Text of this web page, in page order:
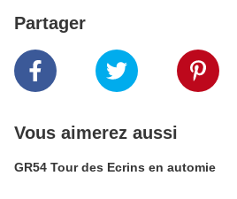
Partager
Vous aimerez aussi
GR54 Tour des Ecrins en automie